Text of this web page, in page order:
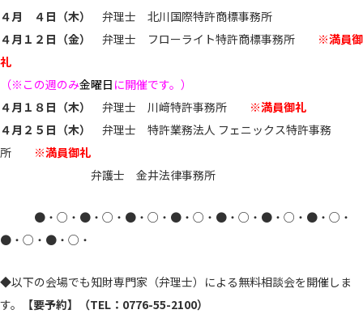
４月 ４日（木）
弁理士 北川国際特許商標事務所
４月１２日（金）
弁理士 フローライト特許商標事務所 ※満員御
礼
（※この週のみ金曜日 に開催です。）
４月１８日（木）
弁理士 川﨑特許事務所 ※満員御礼
４月２５日（木）
弁理士 特許業務法人 フェニックス特許事務
所 ※満員御礼
弁護士 金井法律事務所
●・○・●・○・●・○・●・○・●・○・●・○・●・○・
●・○・●・○・
◆以下の会場でも知財専門家（弁理士）による無料相談会を開催しま
す。
【要予約】（TEL：0776-55-2100）